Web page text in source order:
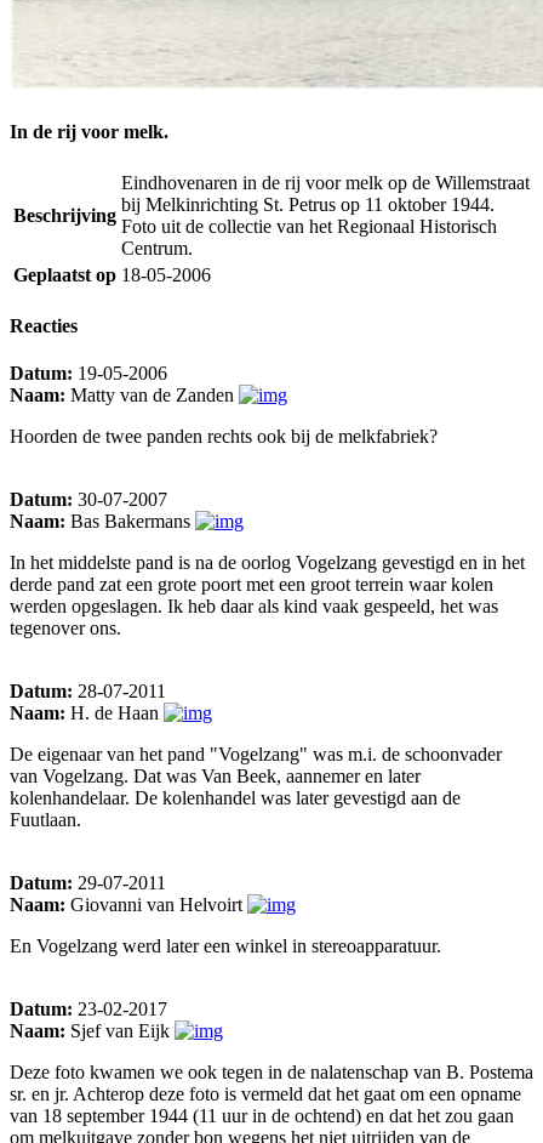
In de rij voor melk.
Beschrijving
Eindhovenaren in de rij voor melk op de Willemstraat
bij Melkinrichting St. Petrus op 11 oktober 1944.
Foto uit de collectie van het Regionaal Historisch
Centrum.
Geplaatst op 18-05-2006
Reacties
Datum: 19-05-2006
Naam: Matty van de Zanden
Hoorden de twee panden rechts ook bij de melkfabriek?
Datum: 30-07-2007
Naam: Bas Bakermans
In het middelste pand is na de oorlog Vogelzang gevestigd en in het
derde pand zat een grote poort met een groot terrein waar kolen
werden opgeslagen. Ik heb daar als kind vaak gespeeld, het was
tegenover ons.
Datum: 28-07-2011
Naam: H. de Haan
De eigenaar van het pand "Vogelzang" was m.i. de schoonvader
van Vogelzang. Dat was Van Beek, aannemer en later
kolenhandelaar. De kolenhandel was later gevestigd aan de
Fuutlaan.
Datum: 29-07-2011
Naam: Giovanni van Helvoirt
En Vogelzang werd later een winkel in stereoapparatuur.
Datum: 23-02-2017
Naam: Sjef van Eijk
Deze foto kwamen we ook tegen in de nalatenschap van B. Postema
sr. en jr. Achterop deze foto is vermeld dat het gaat om een opname
van 18 september 1944 (11 uur in de ochtend) en dat het zou gaan
om melkuitgave zonder bon wegens het niet uitrijden van de